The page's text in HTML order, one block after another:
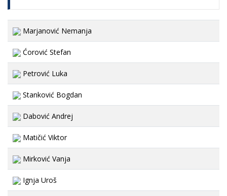
Marjanović Nemanja
Ćorović Stefan
Petrović Luka
Stanković Bogdan
Dabović Andrej
Matičić Viktor
Mirković Vanja
Ignja Uroš